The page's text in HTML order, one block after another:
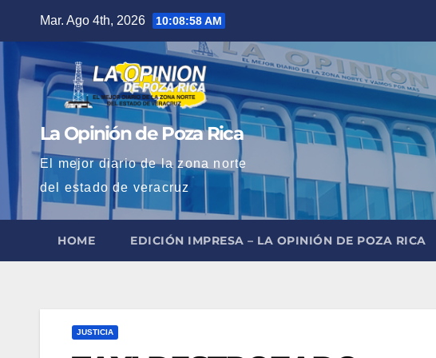
contenido
Mar. Ago 4th, 2026 10:09:00 AM
La Opinión de Poza Rica
El mejor diario de la zona norte
del estado de veracruz
HOME EDICIÓN IMPRESA – LA OPINIÓN DE POZA RICA
JUSTICIA